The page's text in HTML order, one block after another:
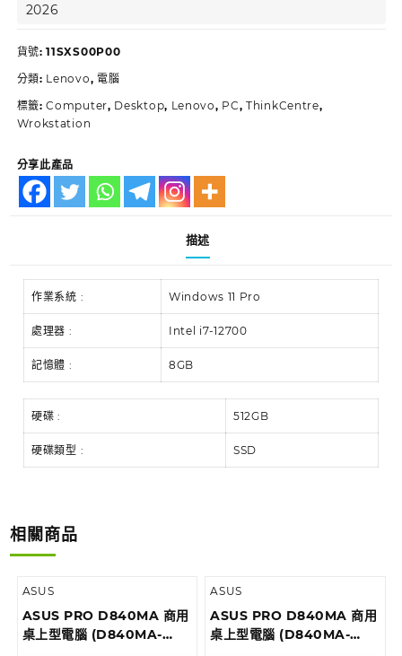
2026
貨號:11SXS00P00
分類: Lenovo, 電腦
標籤:Computer, Desktop, Lenovo, PC,ThinkCentre,
Wrokstation
分享此產品
描述
作業系統 : Windows 11 Pro
處理器 : Intel i7-12700
記憶體 : 8GB
硬碟 : 512GB
硬碟類型 : SSD
相關商品
ASUS
ASUS PRO D840MA 商用
桌上型電腦 (D840MA-
ASUS
ASUS PRO D840MA 商用
桌上型電腦 (D840MA-